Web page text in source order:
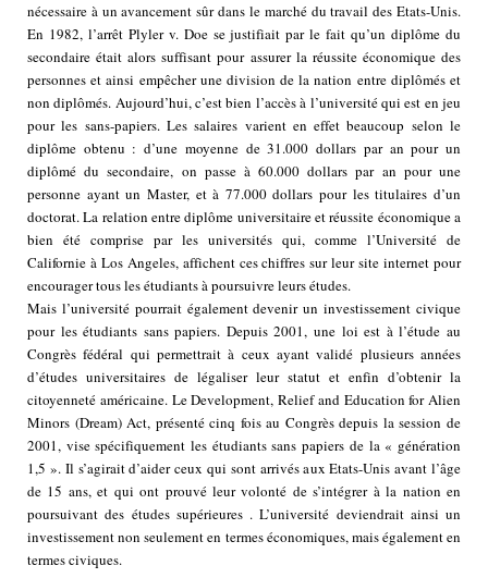
nécessaire à un avancement sûr dans le marché du travail des Etats-Unis.
En 1982, l’arrêt Plyler v. Doe se justifiait par le fait qu’un diplôme du
secondaire était alors suffisant pour assurer la réussite économique des
personnes et ainsi empêcher une division de la nation entre diplômés et
non diplômés. Aujourd’hui, c’est bien l’accès à l’université qui est en jeu
pour les sans-papiers. Les salaires varient en effet beaucoup selon le
diplôme obtenu : d’une moyenne de 31.000 dollars par an pour un
diplômé du secondaire, on passe à 60.000 dollars par an pour une
personne ayant un Master, et à 77.000 dollars pour les titulaires d’un
doctorat. La relation entre diplôme universitaire et réussite économique a
bien été comprise par les universités qui, comme l’Université de
Californie à Los Angeles, affichent ces chiffres sur leur site internet pour
encourager tous les étudiants à poursuivre leurs études.
Mais l’université pourrait également devenir un investissement civique
pour les étudiants sans papiers. Depuis 2001, une loi est à l’étude au
Congrès fédéral qui permettrait à ceux ayant validé plusieurs années
d’études universitaires de légaliser leur statut et enfin d’obtenir la
citoyenneté américaine. Le Development, Relief and Education for Alien
Minors (Dream) Act, présenté cinq fois au Congrès depuis la session de
2001, vise spécifiquement les étudiants sans papiers de la « génération
1,5 ». Il s’agirait d’aider ceux qui sont arrivés aux Etats-Unis avant l’âge
de 15 ans, et qui ont prouvé leur volonté de s’intégrer à la nation en
poursuivant des études supérieures . L’université deviendrait ainsi un
investissement non seulement en termes économiques, mais également en
termes civiques.